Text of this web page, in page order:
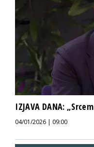
IZJAVA DANA:
04/01/2026 | 09:00